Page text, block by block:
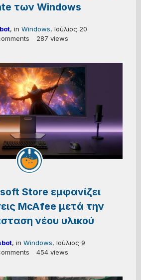
των Windows
, in Windows, Ιούλιος 20
287 views
Store εμφανίζει
McAfee μετά την
νέου υλικού
, in Windows, Ιούλιος 9
454 views